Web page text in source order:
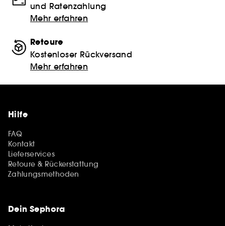
und Ratenzahlung
Mehr erfahren
Retoure
Kostenloser Rückversand
Mehr erfahren
Hilfe
FAQ
Kontakt
Lieferservices
Retoure & Rückerstattung
Zahlungsmethoden
Dein Sephora